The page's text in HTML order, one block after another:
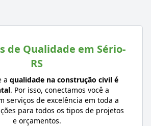
de Qualidade em Sério-
RS
a qualidade na construção civil é
. Por isso, conectamos você a
serviços de excelência em toda a
para todos os tipos de projetos
e orçamentos.